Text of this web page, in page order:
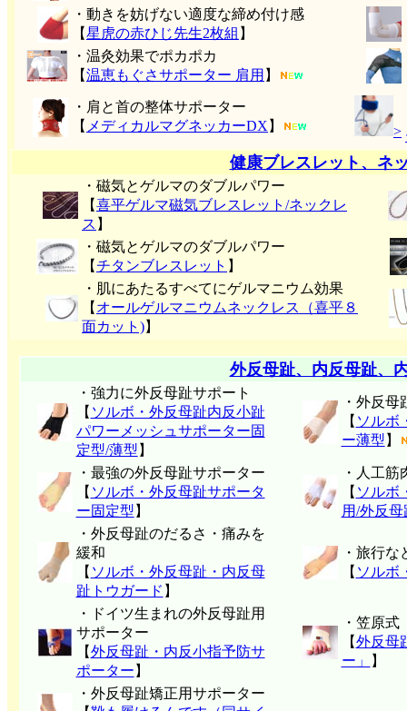
・動きを妨げない適度な締め付け感
【星虎の赤ひじ先生2枚組 】
・温灸効果でポカポカ
【温恵もぐさサポーター 肩用 】
・肩と首の整体サポーター
【 メディカルマグネッカーDX 】 >
健康ブレスレット、ネ
・磁気とゲルマのダブルパワー
【喜平ゲルマ磁気ブレスレット/ネックレ
ス 】
・磁気とゲルマのダブルパワー
【チタンブレスレット 】
・肌にあたるすべてにゲルマニウム効果
【 オールゲルマニウムネックレス（喜平８
面カット)】
外反母趾、内反母趾、
・強力に外反母趾サポート
【 ソルボ・外反母趾内反小趾
パワーメッシュサポーター固
定型/薄型 】
・外反
【 ソルボ
ー薄型 】
・最強の外反母趾サポーター
【 ソルボ・外反母趾サポータ
ー固定型 】
・人工筋
【 ソルボ
用/外反
・外反母趾のだるさ・痛みを
緩和
【 ソルボ・外反母趾・内反母
趾トウガード 】
・旅行な
【 ソルボ
・ドイツ生まれの外反母趾用
サポーター
【外反母趾・内反小指予防サ
ポーター 】
・笠原式
【外反母
ー」
】
・外反母趾矯正用サポーター